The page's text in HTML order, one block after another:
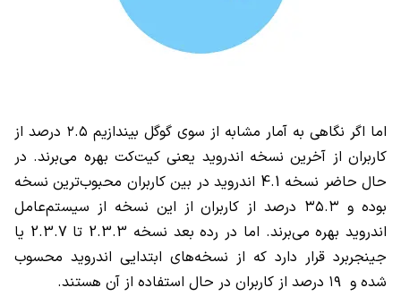
اما اگر نگاهی به آمار مشابه از سوی گوگل بیندازیم ۲.۵ درصد از
کاربران از آخرین نسخه اندروید یعنی کیت‌کت بهره می‌برند. در
حال حاضر نسخه 4.1 اندروید در بین کاربران محبوب‌ترین نسخه
بوده و ۳۵.۳ درصد از کاربران از این نسخه از سیستم‌عامل
اندروید بهره می‌برند. اما در رده بعد نسخه 2.3.3 تا 2.3.7 یا
جینجربرد قرار دارد که از نسخه‌های ابتدایی اندروید محسوب
شده و ۱۹ درصد از کاربران در حال استفاده از آن هستند.